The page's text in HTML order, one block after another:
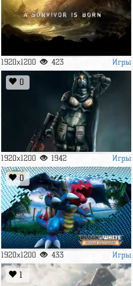
1920x1200 423 Игры
0
1920x1200 1942 Игры
0
1920x1200 433 Игры
1